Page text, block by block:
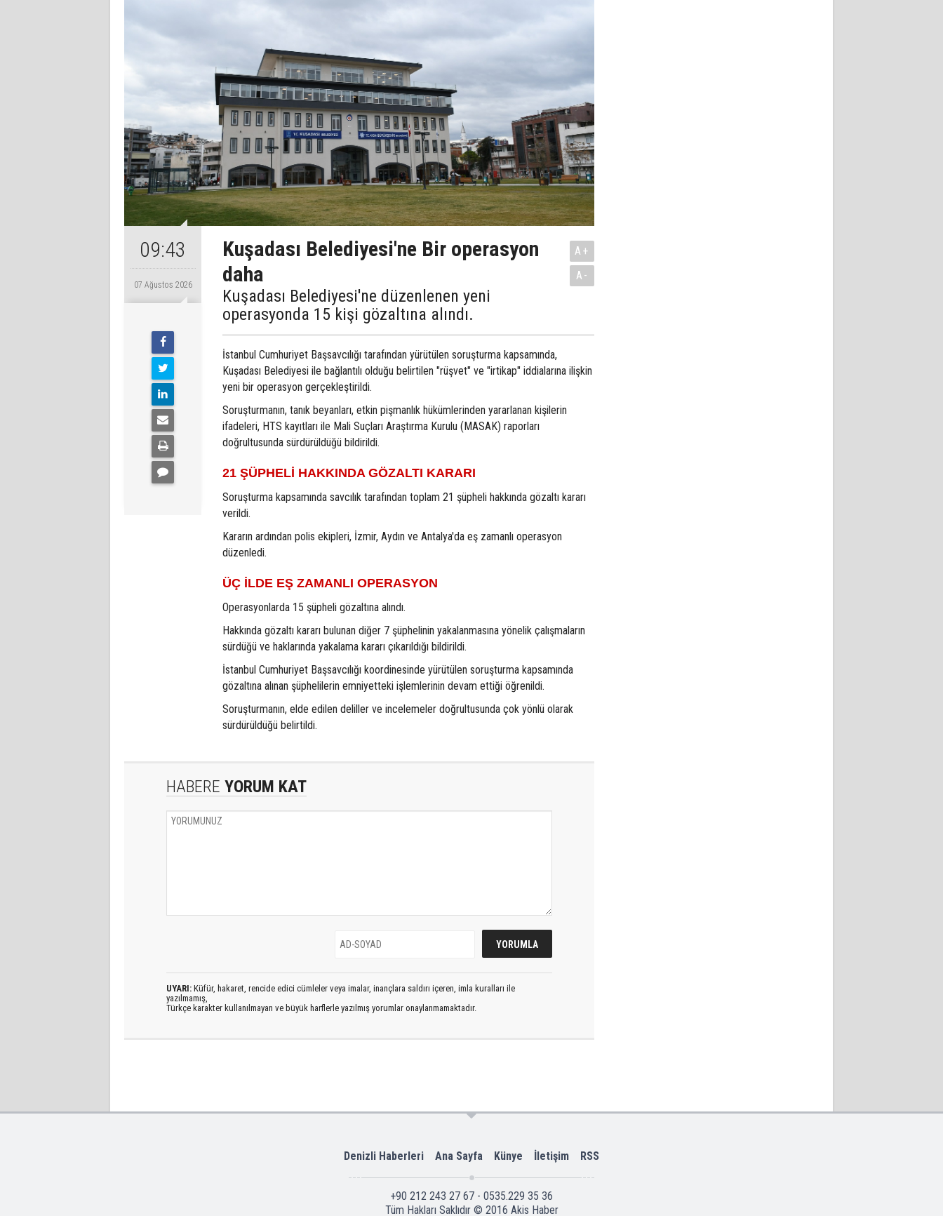
09:43
07 Ağustos 2026
Kuşadası Belediyesi'ne Bir operasyon
daha
Kuşadası Belediyesi'ne düzenlenen yeni
operasyonda 15 kişi gözaltına alındı.
A+
A-
İstanbul Cumhuriyet Başsavcılığı tarafından yürütülen soruşturma kapsamında,
Kuşadası Belediyesi ile bağlantılı olduğu belirtilen "rüşvet" ve "irtikap" iddialarına ilişkin
yeni bir operasyon gerçekleştirildi.
Soruşturmanın, tanık beyanları, etkin pişmanlık hükümlerinden yararlanan kişilerin
ifadeleri, HTS kayıtları ile Mali Suçları Araştırma Kurulu (MASAK) raporları
doğrultusunda sürdürüldüğü bildirildi.
21 ŞÜPHELİ HAKKINDA GÖZALTI KARARI
Soruşturma kapsamında savcılık tarafından toplam 21 şüpheli hakkında gözaltı kararı
verildi.
Kararın ardından polis ekipleri, İzmir, Aydın ve Antalya'da eş zamanlı operasyon
düzenledi.
ÜÇ İLDE EŞ ZAMANLI OPERASYON
Operasyonlarda 15 şüpheli gözaltına alındı.
Hakkında gözaltı kararı bulunan diğer 7 şüphelinin yakalanmasına yönelik çalışmaların
sürdüğü ve haklarında yakalama kararı çıkarıldığı bildirildi.
İstanbul Cumhuriyet Başsavcılığı koordinesinde yürütülen soruşturma kapsamında
gözaltına alınan şüphelilerin emniyetteki işlemlerinin devam ettiği öğrenildi.
Soruşturmanın, elde edilen deliller ve incelemeler doğrultusunda çok yönlü olarak
sürdürüldüğü belirtildi.
HABERE YORUM KAT
UYARI: Küfür, hakaret, rencide edici cümleler veya imalar, inançlara saldırı içeren, imla kuralları ile
yazılmamış,
Türkçe karakter kullanılmayan ve büyük harflerle yazılmış yorumlar onaylanmamaktadır.
Denizli Haberleri Ana Sayfa Künye İletişim RSS
+90 212 243 27 67 - 0535.229 35 36
Tüm Hakları Saklıdır © 2016 Akis Haber